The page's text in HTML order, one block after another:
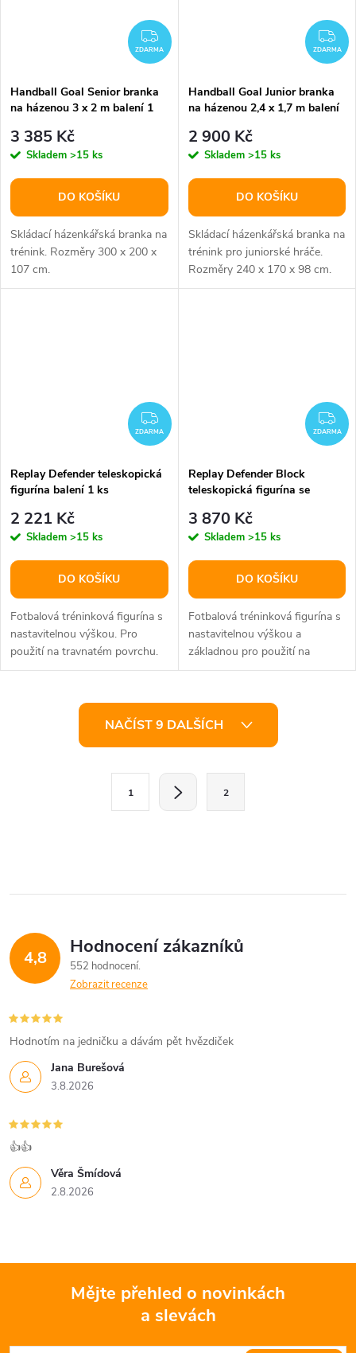
ZDARMA
ZDARMA
Handball Goal Senior branka
na házenou 3 x 2 m balení 1
3 385 Kč
Skladem >15 ks
DO KOŠÍKU
Skládací házenkářská branka na
trénink. Rozměry 300 x 200 x
107 cm.
ZDARMA
Handball Goal Junior branka
na házenou 2,4 x 1,7 m balení
2 900 Kč
Skladem >15 ks
DO KOŠÍKU
Skládací házenkářská branka na
trénink pro juniorské hráče.
Rozměry 240 x 170 x 98 cm.
ZDARMA
ZDARMA
Replay Defender teleskopická
figurína balení 1 ks
2 221 Kč
Skladem >15 ks
DO KOŠÍKU
Fotbalová tréninková figurína s
nastavitelnou výškou. Pro
použití na travnatém povrchu.
ZDARMA
Replay Defender Block
teleskopická figurína se
3 870 Kč
Skladem >15 ks
DO KOŠÍKU
Fotbalová tréninková figurína s
nastavitelnou výškou a
základnou pro použití na
travnatém i tvrdém povrchu.
í
p
v
k
y
v
ý
p
s
NAČÍST 9 DALŠÍCH
k
v
á
n
1 2
4,8 Hodnocení zákazníků
552 hodnocení
Zobrazit recenze
Jana Burešová
3.8.2026
Hodnotím na jedničku a dávám pět hvězdiček
Věra Šmídová
2.8.2026
👍👍
Mějte přehled o novinkách
a slevách